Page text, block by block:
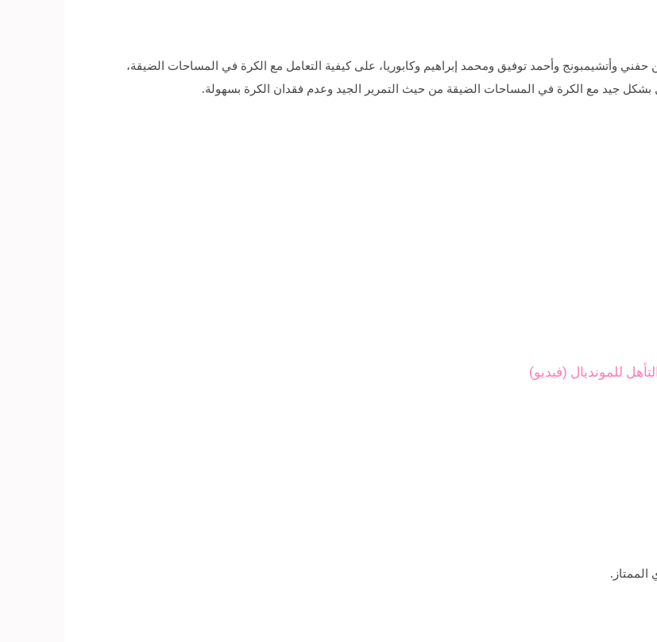
وأتشيمبونج وأحمد توفيق ومحمد إبراهيم وكابوريا، على كيفية التعامل مع الكرة في المساحات الضيقة،
بشكل جيد مع الكرة في المساحات الضيقة من حيث التمرير الجيد وعدم فقدان الكرة بسهولة.
للمونديال (فيديو)
الممتاز.